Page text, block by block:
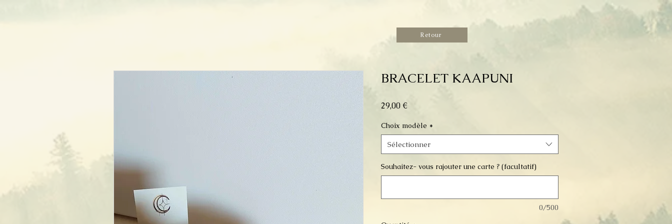
BRACELET KAAPUNI
29,00 €
Choix modèle *
Sélectionner
Souhaitez- vous rajouter une carte ? (facultatif)
0/500
Retour